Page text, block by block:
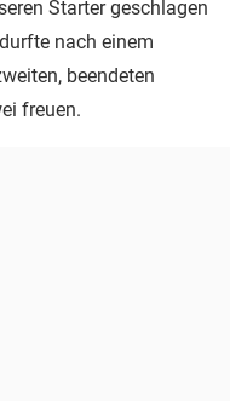
Starter geschlagen
nach einem
beendeten
freuen.